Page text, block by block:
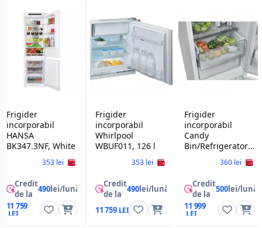
Frigider
incorporabil
HANSA
BK347.3NF, White
353 lei
Credit
de la 490lei/lună
11 759
Frigider
incorporabil
Whirlpool
WBUF011, 126 l
353 lei
Credit
de la 490lei/lună
11 759
Frigider
incorporabil
Candy
Bin/Refrigerator
ECNBQT3518E
360 lei
Credit
de la 500lei/lună
11 999